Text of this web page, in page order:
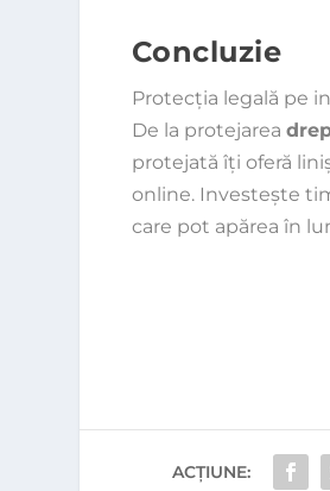
Concluzie
Protecția legală pe
De la protejarea
protejată îți oferă
online. Investește
care pot apărea în
ACȚIUNE: